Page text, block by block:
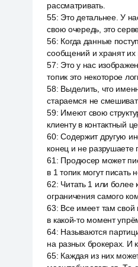
рассматривать.
55: Это детальнее. У
свою очередь, это
56: Когда данные
сообщений и хранят
57: Это у нас
топик это некоторое
58: Выделить, что
стараемся не
59: Имеют свою
клиенту в контактный
60:Содержит другую
конец и не разрушаете
61 : Продюсер может
в 1 топик могут писать
62: Читать 1 или более
ограничения самого
63: Все имеет там
в какой-то момент
64: Называются
на разных брокерах. И
65: Каждая из них